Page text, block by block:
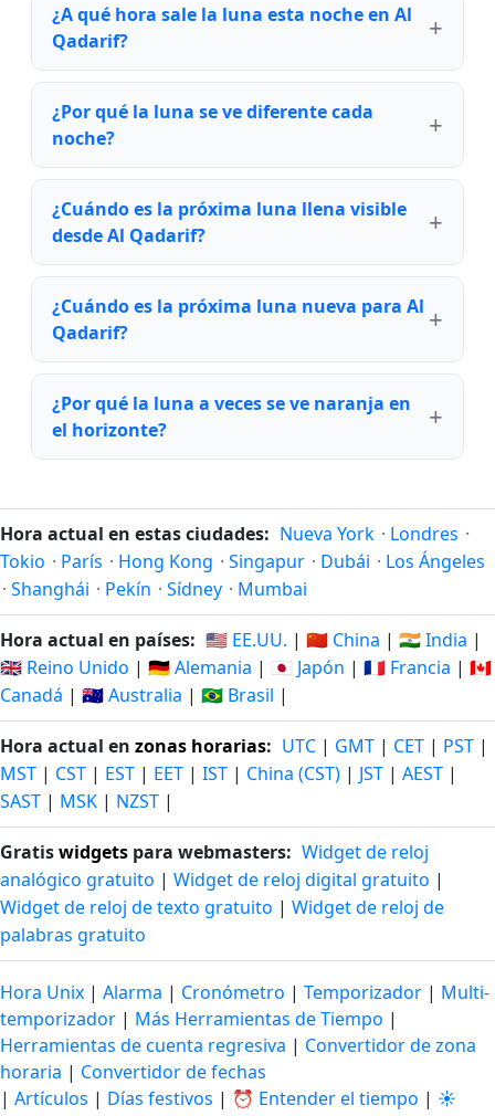
¿A qué hora sale la luna esta noche en Al
Qadarif?
¿Por qué la luna se ve diferente cada
noche?
¿Cuándo es la próxima luna llena visible
desde Al Qadarif?
¿Cuándo es la próxima luna nueva para Al
Qadarif?
¿Por qué la luna a veces se ve naranja en
el horizonte?
Hora actual en estas ciudades: Nueva York · Londres ·
Tokio · París · Hong Kong · Singapur · Dubái · Los Ángeles
· Shanghái · Pekín · Sídney · Mumbai
Hora actual en países: 🇺🇸 EE.UU. | 🇨🇳 China | 🇮🇳 India |
🇬🇧 Reino Unido | 🇩🇪 Alemania | 🇯🇵 Japón | 🇫🇷 Francia | 🇨🇦
Canadá | 🇦🇺 Australia | 🇧🇷 Brasil |
Hora actual en zonas horarias: UTC | GMT | CET | PST |
MST | CST | EST | EET | IST | China (CST) | JST | AEST |
SAST | MSK | NZST |
Gratiswidgets para webmasters: Widget de reloj
analógico gratuito | Widget de reloj digital gratuito |
Widget de reloj de texto gratuito | Widget de reloj de
palabras gratuito
Hora Unix | Alarma | Cronómetro | Temporizador | Multi-
temporizador | Más Herramientas de Tiempo |
Herramientas de cuenta regresiva | Convertidor de zona
horaria | Convertidor de fechas
| Artículos | Días festivos | ⏰ Entender el tiempo | ☀️